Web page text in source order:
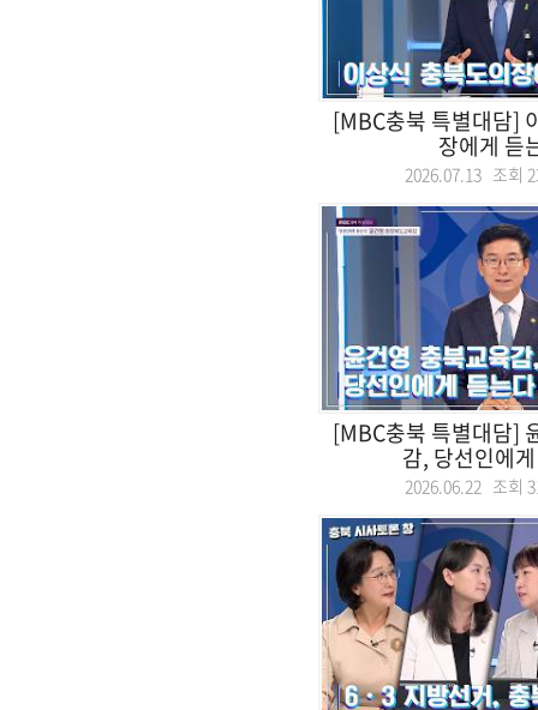
[MBC충북 특별대담]
장에게 듣
2026.07.13 조회
[MBC충북 특별대담]
감, 당선인에
2026.06.22 조회